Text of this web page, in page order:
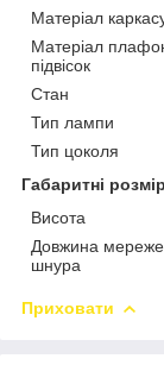
Матеріал
Матеріал
підвісок
Стан
Тип лампи
Тип цоколя
Габаритні
Висота
Довжина
шнура
Приховати